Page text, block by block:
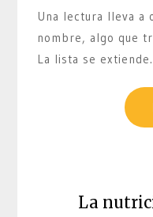
Una lectura lleva a
nombre, algo que
La lista se extiende.
La